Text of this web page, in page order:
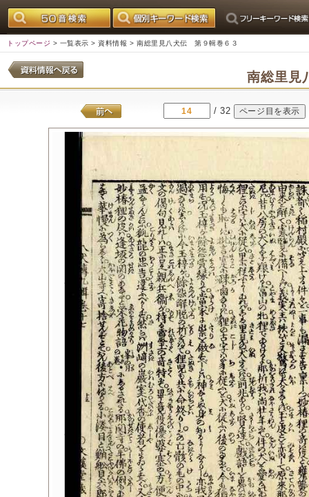
トップページ > 一覧表示 > 資料情報 > 南総里見八犬伝 第９輯巻６３
南総里見
/ 32